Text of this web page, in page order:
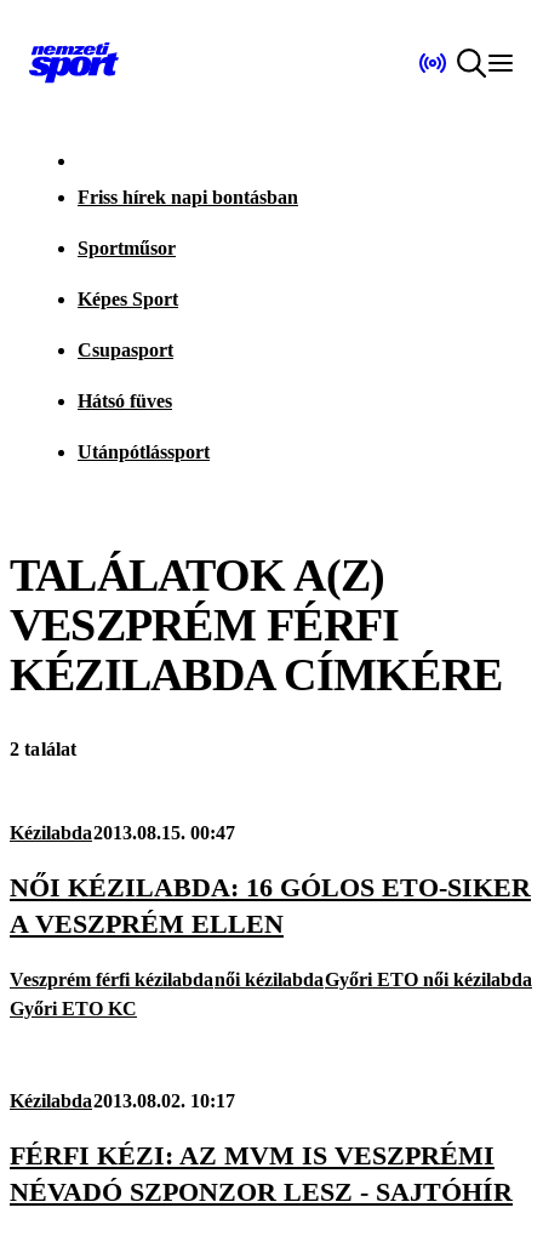
Friss hírek napi bontásban
Sportműsor
Képes Sport
Csupasport
Hátsó füves
Utánpótlássport
TALÁLATOK A(Z)
VESZPRÉM FÉRFI
KÉZILABDACÍMKÉRE
2 találat
Kézilabda2013.08.15. 00:47
NŐI KÉZILABDA: 16 GÓLOS ETO-SIKER
A VESZPRÉM ELLEN
Veszprém férfi kézilabdanői kézilabdaGyőri ETO női kézilabda
Győri ETO KC
Kézilabda2013.08.02. 10:17
FÉRFI KÉZI: AZ MVM IS VESZPRÉMI
NÉVADÓ SZPONZOR LESZ - SAJTÓHÍR